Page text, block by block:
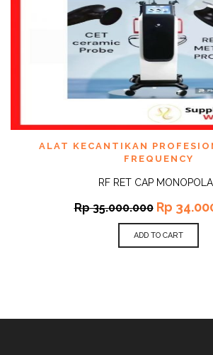
ALAT KECANTIKAN
FREQUENCY
RF RET CAP
Rp35.000.000 Rp
ADD TO CART